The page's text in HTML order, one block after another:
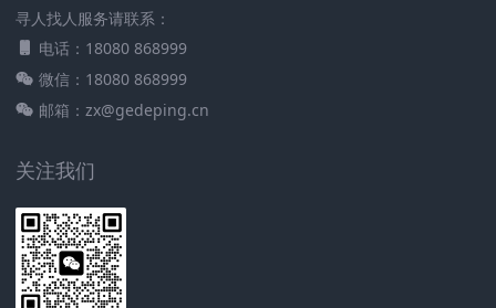
寻人找人服务请联系：
电话：18080 868999
微信：18080 868999
邮箱：zx@gedeping.cn
关注我们